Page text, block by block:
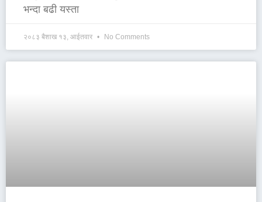
भन्दा बढी यस्ता
२०८३ बैशाख १३, आईतवार No Comments